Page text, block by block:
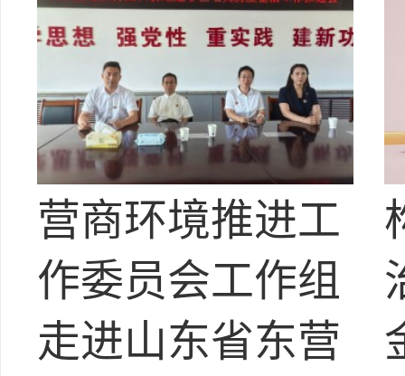
营商环境推进工
作委员会工作组
走进山东省东营